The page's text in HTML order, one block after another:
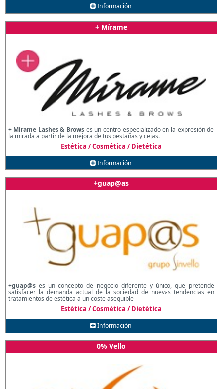
Información
+ Mírame
+ Mírame Lashes & Brows es un centro especializado en la expresión de
la mirada a partir de la mejora de tus pestañas y cejas.
Estética / Cosmética / Dietética
Información
+guap@as
+guap@ses un concepto de negocio diferente y único, que pretende
satisfacer la demanda actual de la sociedad de nuevas tendencias en
tratamientos de estética a un coste asequible
Estética / Cosmética / Dietética
Información
0% Vello